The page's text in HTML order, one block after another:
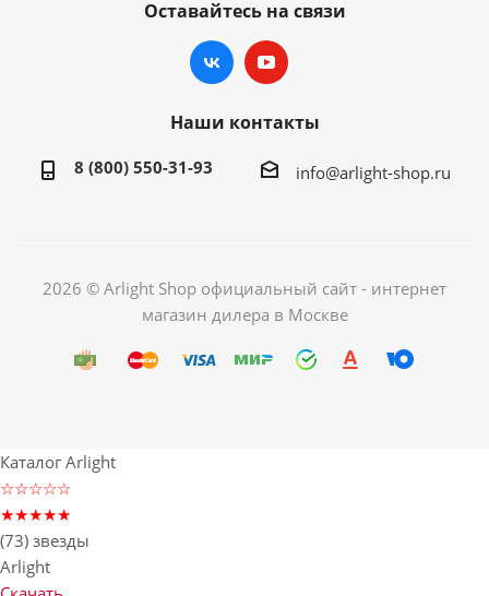
Оставайтесь на связи
Наши контакты
8 (800) 550-31-93 info@arlight-shop.ru
2026 © Arlight Shop официальный сайт - интернет
магазин дилера в Москве
Каталог Arlight
☆☆☆☆☆
★★★★★
(73) звезды
Arlight